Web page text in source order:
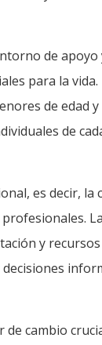
de apoyo
para la vida.
de edad
de
es decir, la
y recursos
cambio